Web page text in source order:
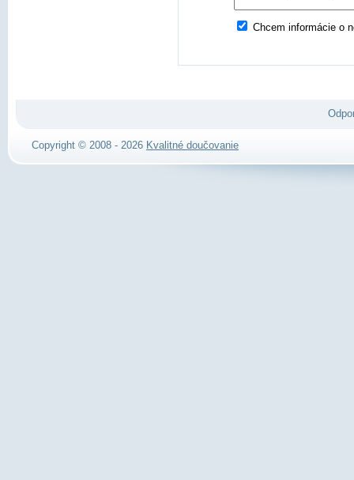
Chcem informácie o
Copyright © 2008 - 2026 Kvalitné doučovanie